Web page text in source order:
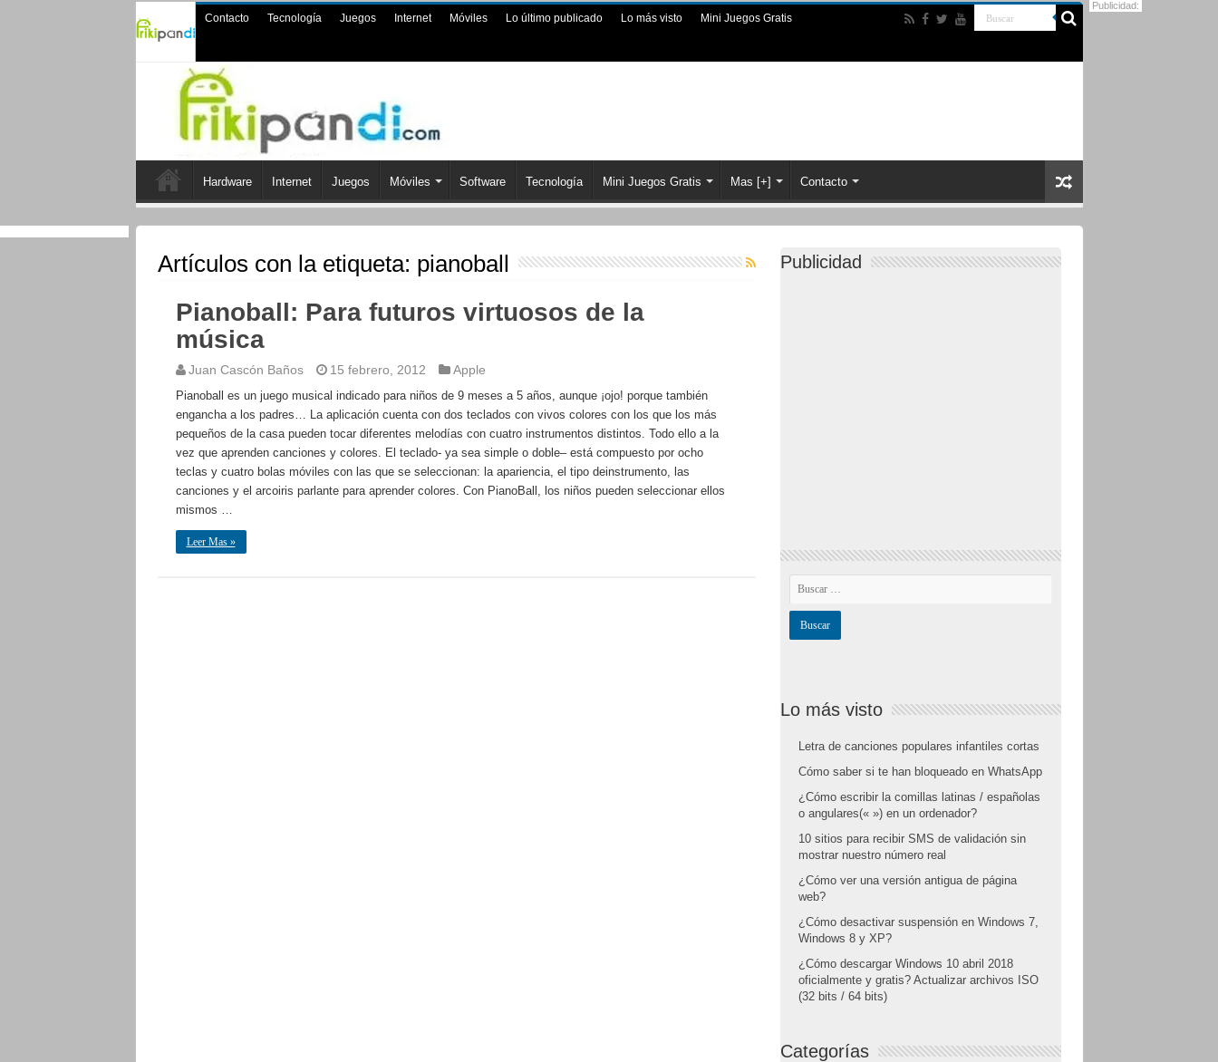
Contacto Tecnología Juegos Internet Móviles Lo último publicado Lo más visto Mini Juegos Gratis
Hardware Internet Juegos Móviles Software Tecnología Mini Juegos Gratis Mas [+] Contacto
Artículos con la etiqueta: pianoball
Pianoball: Para futuros virtuosos de la
música
Juan Cascón Baños 15 febrero, 2012 Apple
Pianoball es un juego musical indicado para niños de 9 meses a 5 años, aunque ¡ojo! porque también
engancha a los padres… La aplicación cuenta con dos teclados con vivos colores con los que los más
pequeños de la casa pueden tocar diferentes melodías con cuatro instrumentos distintos. Todo ello a la
vez que aprenden canciones y colores. El teclado- ya sea simple o doble– está compuesto por ocho
teclas y cuatro bolas móviles con las que se seleccionan: la apariencia, el tipo deinstrumento, las
canciones y el arcoiris parlante para aprender colores. Con PianoBall, los niños pueden seleccionar ellos
mismos …
Leer Mas »
Publicidad
Lo más visto
Letra de canciones populares infantiles cortas
Cómo saber si te han bloqueado en WhatsApp
¿Cómo escribir la comillas latinas / españolas
o angulares(« ») en un ordenador?
10 sitios para recibir SMS de validación sin
mostrar nuestro número real
¿Cómo ver una versión antigua de página
web?
¿Cómo desactivar suspensión en Windows 7,
Windows 8 y XP?
¿Cómo descargar Windows 10 abril 2018
oficialmente y gratis? Actualizar archivos ISO
(32 bits / 64 bits)
Categorías
Publicidad: